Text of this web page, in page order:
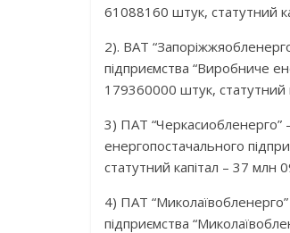
61088160 штук, статутний
2). ВАТ
підприємства “Виробниче
179360000 штук, статутний
3) ПАТ “Черкасиобленерго”
енергопостачального
статутний капітал – 37 млн
4) ПАТ
підприємства